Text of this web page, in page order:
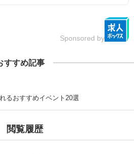
Sponsored by
すすめ記事
るおすすめイベント20選
閲覧履歴